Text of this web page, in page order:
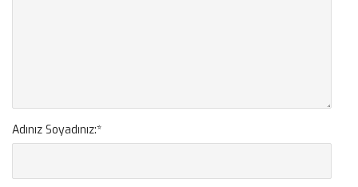
Adınız Soyadınız:*